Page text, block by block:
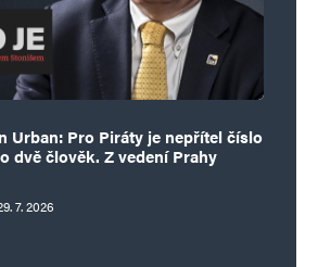
Urban: Pro Piráty je nepřítel číslo
dvě člověk. Z vedení Prahy
7. 2026